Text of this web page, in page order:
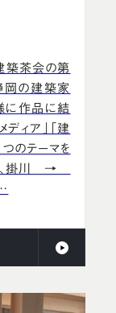
築茶会の第
岡の建築家
に作品に結
ディア」「建
のテーマを
り、掛川 →